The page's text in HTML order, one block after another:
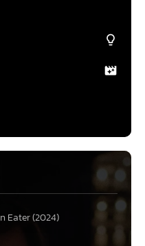
Eater (2024)